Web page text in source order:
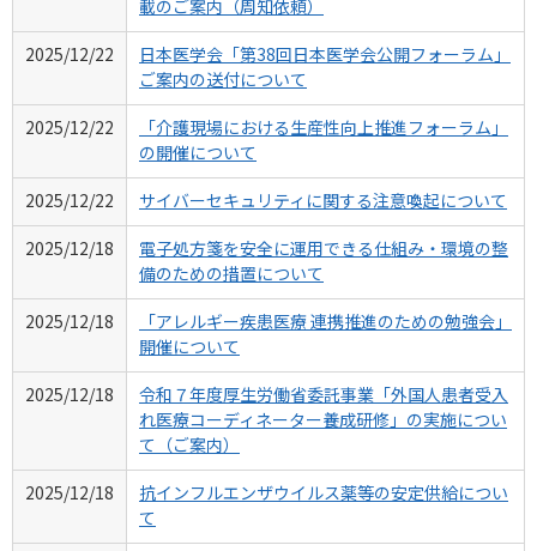
載のご案内（周知依頼）
2025/12/22
日本医学会「第38回日本医学会公開フォーラム」
ご案内の送付について
2025/12/22
「介護現場における生産性向上推進フォーラム」
の開催について
2025/12/22
サイバーセキュリティに関する注意喚起について
2025/12/18
電子処方箋を安全に運用できる仕組み・環境の整
備のための措置について
2025/12/18
「アレルギー疾患医療 連携推進のための勉強会」
開催について
2025/12/18
令和７年度厚生労働省委託事業「外国人患者受入
れ医療コーディネーター養成研修」の実施につい
て（ご案内）
2025/12/18
抗インフルエンザウイルス薬等の安定供給につい
て